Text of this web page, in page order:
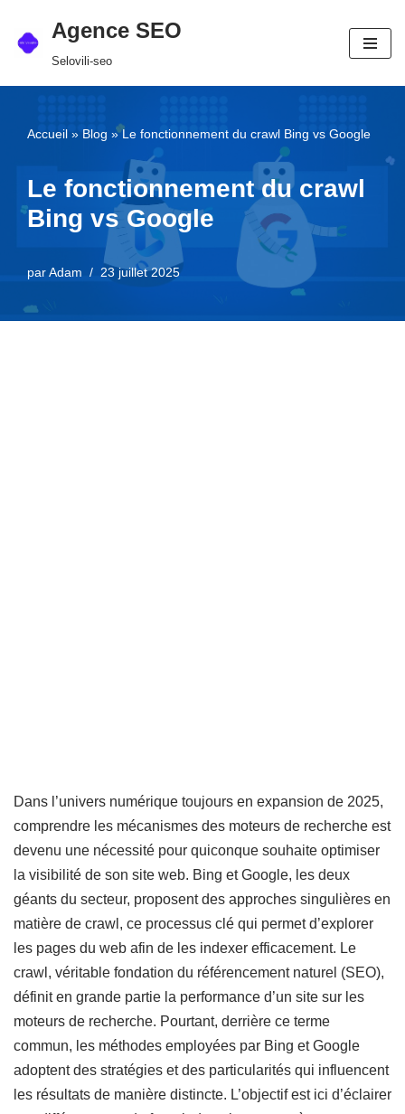
Aller
Agence SEO
Selovili-seo
Accueil » Blog »Le fonctionnement du crawl Bing vs Google
Le fonctionnement du crawl
Bing vs Google
parAdam 23 juillet 2025
Dans l’univers numérique toujours en expansion de 2025,
comprendre les mécanismes des moteurs de recherche est
devenu une nécessité pour quiconque souhaite optimiser
la visibilité de son site web. Bing et Google, les deux
géants du secteur, proposent des approches singulières en
matière de crawl, ce processus clé qui permet d’explorer
les pages du web afin de les indexer efficacement. Le
crawl, véritable fondation du référencement naturel (SEO),
définit en grande partie la performance d’un site sur les
moteurs de recherche. Pourtant, derrière ce terme
commun, les méthodes employées par Bing et Google
adoptent des stratégies et des particularités qui influencent
les résultats de manière distincte. L’objectif est ici d’éclairer